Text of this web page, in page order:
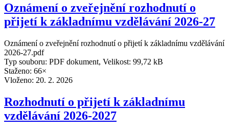
Oznámení o zveřejnění rozhodnutí o
přijetí k základnímu vzdělávání 2026-27
Oznámení o zveřejnění rozhodnutí o přijetí k základnímu vzdělávání
2026-27.pdf
Typ souboru: PDF dokument, Velikost: 99,72 kB
Staženo: 66×
Vloženo: 20. 2. 2026
Rozhodnutí o přijetí k základnímu
vzdělávání 2026-2027